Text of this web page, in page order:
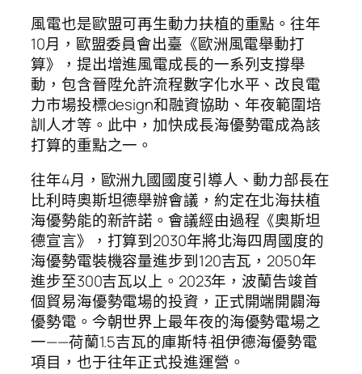
風電也是歐盟可再生動力扶植的重點。往年
10月，歐盟委員會出臺《歐洲風電舉動打
算》，提出增進風電成長的一系列支撐舉
動，包含晉陞允許流程數字化水平、改良電
力市場投標design和融資協助、年夜範圍培
訓人才等。此中，加快成長海優勢電成為該
打算的重點之一。
往年4月，歐洲九國國度引導人、動力部長在
比利時奧斯坦德舉辦會議，約定在北海扶植
海優勢能的新許諾。會議經由過程《奧斯坦
德宣言》，打算到2030年將北海四周國度的
海優勢電裝機容量進步到120吉瓦，2050年
進步至300吉瓦以上。2023年，波蘭告竣首
個貿易海優勢電場的投資，正式開端開闢海
優勢電。今朝世界上最年夜的海優勢電場之
一——荷蘭1.5吉瓦的庫斯特·祖伊德海優勢電
項目，也于往年正式投進運營。